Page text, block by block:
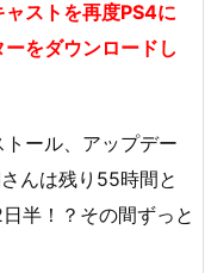
ストを再度PS4に
をダウンロードし
ール、アップデー
んは残り55時間と
半！？その間ずっと